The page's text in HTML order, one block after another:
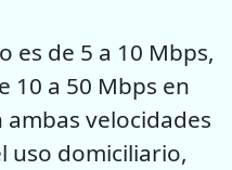
es de 5 a 10 Mbps,
10 a 50 Mbps en
ambas velocidades
uso domiciliario,